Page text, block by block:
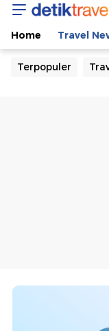
Home Travel
Terpopuler